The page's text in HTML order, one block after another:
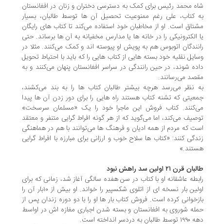
محمد رئیس برای کمک به دسترسی دختران و زنان در افغانستان
کتاب، علی رغم ممنوعیت تحصیل آن ها توسط طالبان، بسیار
است. او از مخاطبان خود استفاده می‌کند تا کتاب های رایگان
الکترونیکی را در خانه ها یا مدارس مخفیانه به آن ها برساند. حتی
اتوبوس هم به پویش او پیوسته اند و کمک می‌کنند. مثلا در
نقلیه خود بسته هایی از کتاب هایی را که باید با احتیاط تحویل
شوند، در حین رانندگی در سراسر افغانستان پنهان می‌کنند و به
می‌رسانند.
نظر می‌رسد هرچه بیشتر طالبان کتاب ها را به بند می‌کشند،
که تشنه کتاب هستند راه هایی را برای دور زدن آن ها پیدا
کتاب فروش این ماجرا خود را یک «مسلمان سرسخت»
می‌کند، اما می‌گوید که از هر گونه افراط گرایی متنفر و معتقد
که مردم از همه ادیان و فرهنگ ها می‌توانند با هم در هماهنگی
کنند: «کتاب ها سلاح خوب و ارزانی برای مبارزه با افراط گرایی
قرن ۲۱ اولین سد راهش نبود
عاشقانه او با کتاب در سن هفده سالگی آغاز شد، زمانی که برای
اولین بار نسخه ای از اتلوی شکسپیر را خواند. او بیش از ۱۰بار آن را
کرده است. فروش کتاب بار ها او را با دو دوره زندان پس از
شوروی به افغانستان و بسته شدن اجباری مغازه اش در اواسط